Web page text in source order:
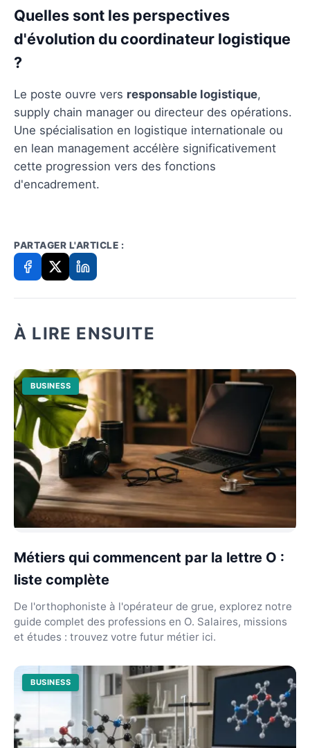
Quelles sont les perspectives
d'évolution du coordinateur logistique
?
Le poste ouvre vers responsable logistique,
supply chain manager ou directeur des opérations.
Une spécialisation en logistique internationale ou
en lean management accélère significativement
cette progression vers des fonctions
d'encadrement.
PARTAGER L'ARTICLE :
À LIRE ENSUITE
BUSINESS
Métiers qui commencent par la lettre O :
liste complète
De l'orthophoniste à l'opérateur de grue, explorez notre
guide complet des professions en O. Salaires, missions
et études : trouvez votre futur métier ici.
BUSINESS